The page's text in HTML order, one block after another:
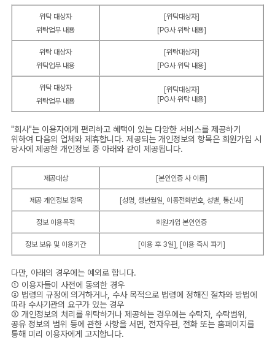
위탁 대상자
위탁업무 내용
[위탁대상자]
[PG사 위탁 내용]
위탁 대상자
위탁업무 내용
[위탁대상자]
[PG사 위탁 내용]
위탁 대상자
위탁업무 내용
[위탁대상자]
[PG사 위탁 내용]
"회사"는 이용자에게 편리하고 혜택이 있는 다양한 서비스를 제공하기
위하여 다음의 업체와 제휴합니다. 제공되는 개인정보의 항목은 회원가입 시
당사에 제공한 개인정보 중 아래와 같이 제공됩니다.
제공대상 [본인인증 사 이름]
제공 개인정보 항목 [성명, 생년월일, 이동전화번호, 성별, 통신사]
정보 이용목적 회원가입 본인인증
정보 보유 및 이용기간 [이용 후 3일], [이용 즉시 파기]
다만, 아래의 경우에는 예외로 합니다.
① 이용자들이 사전에 동의한 경우
② 법령의 규정에 의거하거나, 수사 목적으로 법령에 정해진 절차와 방법에
따라 수사기관의 요구가 있는 경우
③ 개인정보의 처리를 위탁하거나 제공하는 경우에는 수탁자, 수탁범위,
공유 정보의 범위 등에 관한 사항을 서면, 전자우편, 전화 또는 홈페이지를
통해 미리 이용자에게 고지합니다.